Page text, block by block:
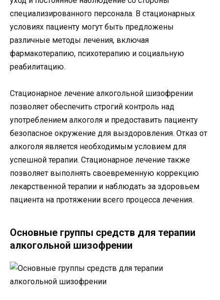
специализированного персонала. В стационарных
условиях пациенту могут быть предложены
различные методы лечения, включая
фармакотерапию, психотерапию и социальную
реабилитацию.
Стационарное лечение алкогольной шизофрении
позволяет обеспечить строгий контроль над
употреблением алкоголя и предоставить пациенту
безопасное окружение для выздоровления. Отказ от
алкоголя является необходимым условием для
успешной терапии. Стационарное лечение также
позволяет выполнять своевременную коррекцию
лекарственной терапии и наблюдать за здоровьем
пациента на протяжении всего процесса лечения.
Основные группы средств для терапии
алкогольной шизофрении